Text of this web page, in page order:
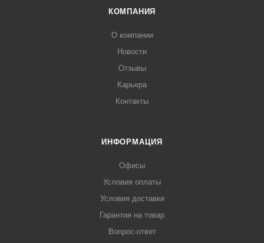
КОМПАНИЯ
О компании
Новости
Отзывы
Карьера
Контакты
ИНФОРМАЦИЯ
Офисы
Условия оплаты
Условия доставки
Гарантия на товар
Вопрос-ответ